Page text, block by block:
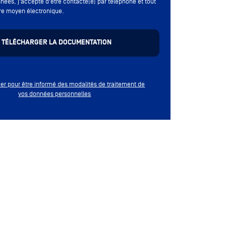
moyen électronique.
pour être informé des modalités de traitement de
vos données personnelles